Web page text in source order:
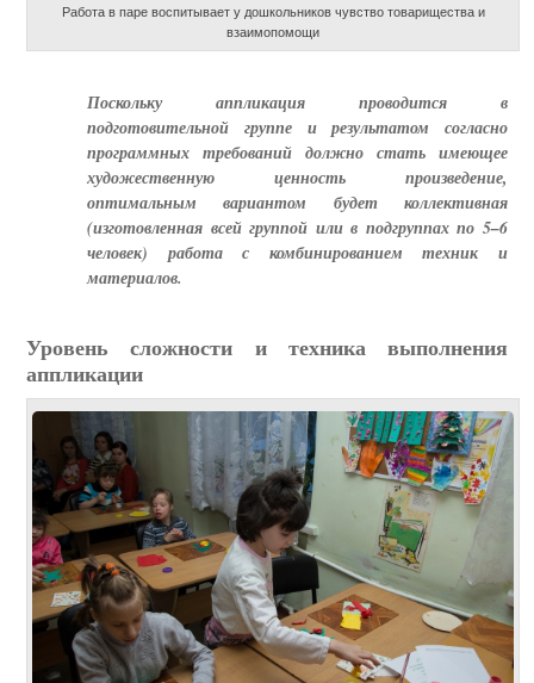
Работа в паре воспитывает у дошкольников чувство товарищества и
взаимопомощи
Поскольку аппликация проводится в
подготовительной группе и результатом согласно
программных требований должно стать имеющее
художественную ценность произведение,
оптимальным вариантом будет коллективная
(изготовленная всей группой или в подгруппах по 5–6
человек) работа с комбинированием техник и
материалов.
Уровень сложности и техника выполнения
аппликации